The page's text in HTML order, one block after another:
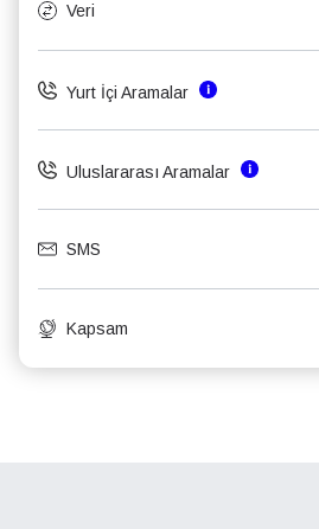
Veri
Yurt İçi Aramalar
Uluslararası Aramalar
SMS
Kapsam